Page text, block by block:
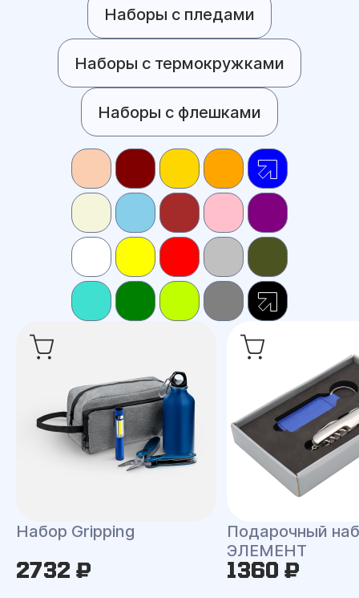
Наборы с пледами
Наборы с термокружками
Наборы с флешками
Набор Gripping
2732 ₽
Подарочный
ЭЛЕМЕНТ
1360 ₽